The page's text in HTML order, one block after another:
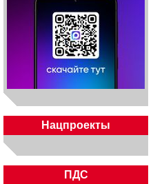
Нацпроекты
ПДС